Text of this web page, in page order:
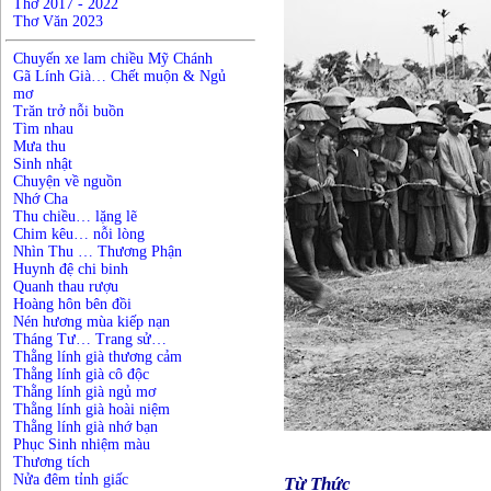
Thơ 2017 - 2022
Thơ Văn 2023
Chuyến xe lam chiều Mỹ Chánh
Gã Lính Già… Chết muộn & Ngủ
mơ
Trăn trở nỗi buồn
Tìm nhau
Mưa thu
Sinh nhật
Chuyện về nguồn
Nhớ Cha
Thu chiều… lặng lẽ
Chim kêu… nỗi lòng
Nhìn Thu … Thương Phận
Huynh đệ chi binh
Quanh thau rượu
Hoàng hôn bên đồi
Nén hương mùa kiếp nạn
Tháng Tư… Trang sử…
Thằng lính già thương cảm
Thằng lính già cô độc
Thằng lính già ngủ mơ
Thằng lính già hoài niệm
Thằng lính già nhớ bạn
Phục Sinh nhiệm màu
Thương tích
Nửa đêm tỉnh giấc
Từ Thức